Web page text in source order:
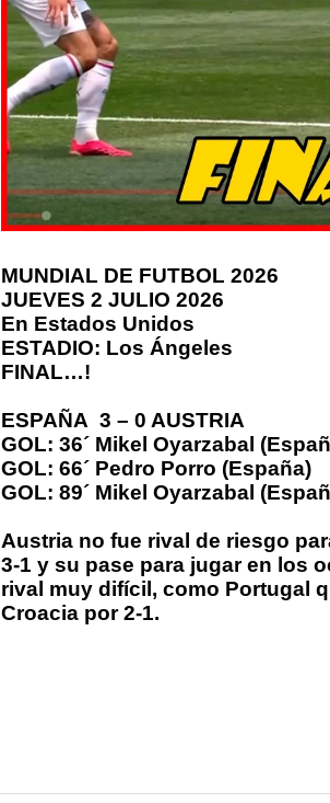
MUNDIAL DE FUTBOL 2026
JUEVES 2 JULIO 2026
En Estados Unidos
ESTADIO: Los Ángeles
FINAL…!
ESPAÑA 3 – 0 AUSTRIA
GOL: 36´ Mikel Oyarzabal
GOL: 66´ Pedro Porro (España)
GOL: 89´ Mikel Oyarzabal
Austria no fue rival de riesgo
3-1 y su pase para jugar en los
rival muy difícil, como Portugal
Croacia por 2-1.